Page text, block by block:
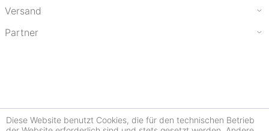
Versand
Partner
Diese Website benutzt Cookies, die für den technischen Betrieb